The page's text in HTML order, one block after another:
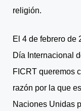
religión.
El 4 de febrero de
Día Internacional
FICRT queremos
razón por la que
Naciones Unidas